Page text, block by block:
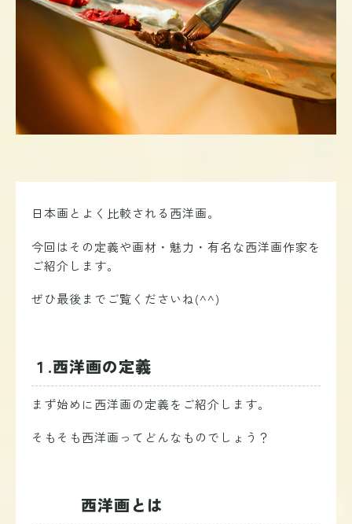
日本画とよく比較される西洋画。
今回はその定義や画材・魅力・有名な西洋画作家を
ご紹介します。
ぜひ最後までご覧くださいね(^^)
１.西洋画の定義
まず始めに西洋画の定義をご紹介します。
そもそも西洋画ってどんなものでしょう？
西洋画とは